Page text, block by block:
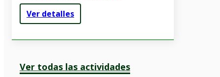
Ver detalles
Ver todas las actividades